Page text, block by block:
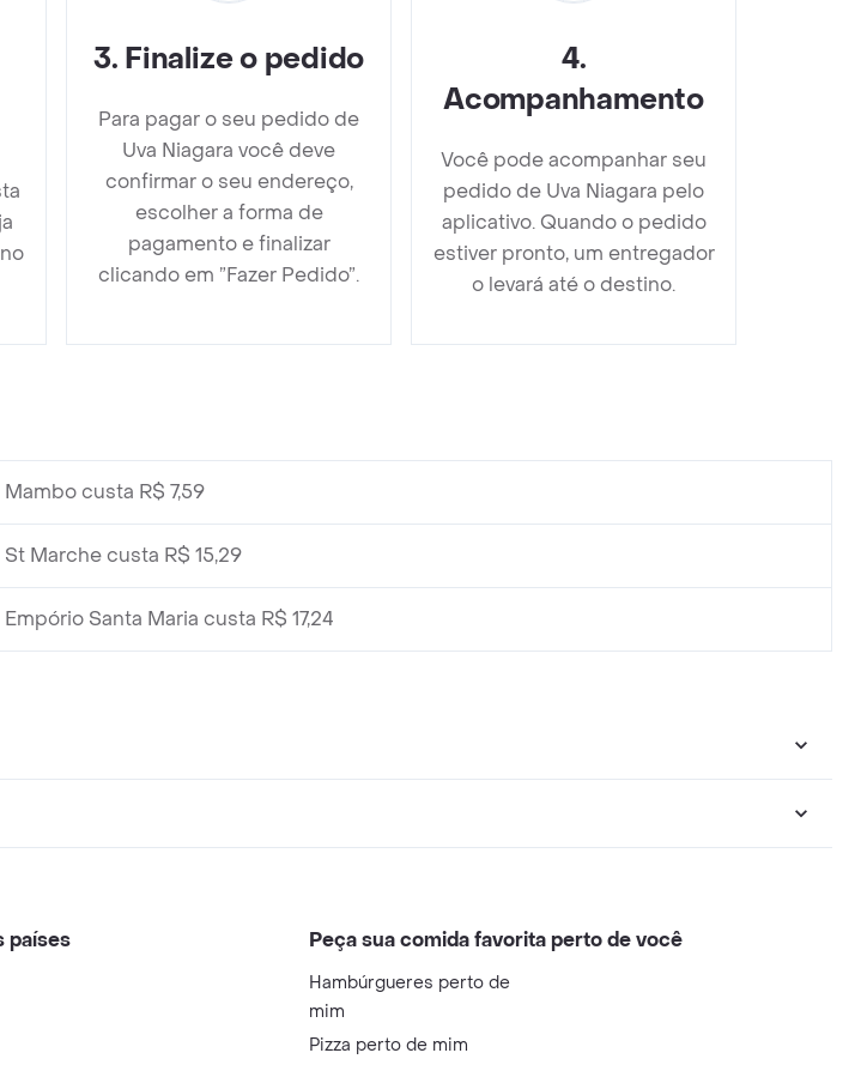
3. Finalize o pedido
Para pagar o seu pedido de
Uva Niagara você deve
confirmar o seu endereço,
escolher a forma de
pagamento e finalizar
clicando em ”Fazer Pedido”.
4.
Acompanhamento
Você pode acompanhar seu
pedido de Uva Niagara pelo
aplicativo. Quando o pedido
estiver pronto, um entregador
o levará até o destino.
custa R$ 7,59
Marche custa R$ 15,29
Santa Maria custa R$ 17,24
países Peça sua comida favorita perto de você
Hambúrgueres perto de
mim
Pizza perto de mim